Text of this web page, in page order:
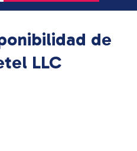
de
LLC